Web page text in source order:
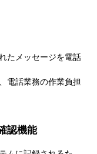
たメッセージを電話
電話業務の作業負担
認機能